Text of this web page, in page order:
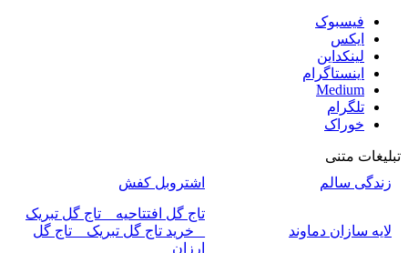
فیسبوک
ایکس
لینکداین
اینستاگرام
Medium
تلگرام
خوراک
تبلیغات متنی
زندگی سالم
اشتروبل کفش
لایه سازان دماوند
تاج گل افتتاحیه _ تاج گل تبریک
_ خرید تاج گل تبریک _ تاج گل
ارزان